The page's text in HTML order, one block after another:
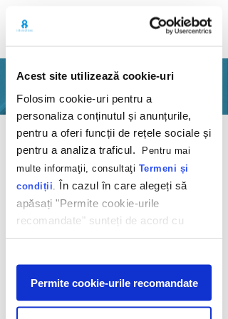
Acest site utilizează cookie-uri
Folosim cookie-uri pentru a
personaliza conținutul și anunțurile,
pentru a oferi funcții de rețele sociale și
pentru a analiza traficul.
Pentru mai
multe informaţii, consultaţi Termeni și
condiții În cazul în care alegeți să
apăsați "Permite cookie-urile
recomandate" sunteți de acord cu
utilizarea modulelor noastre cookie.
Afişare
Permite cookie-urile recomandate
PORTFOLIO
Back
O campanie
puternică pentru o
mașină puternică
Audi